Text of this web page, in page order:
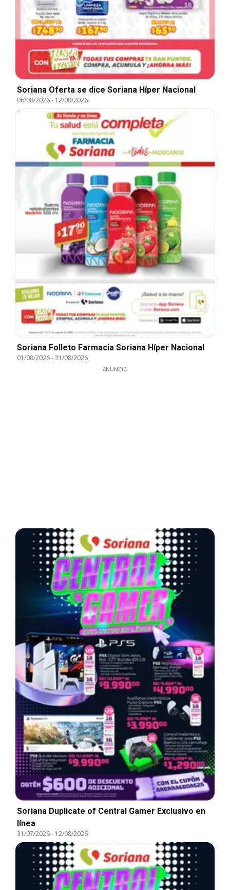
Soriana Oferta se dice Soriana Híper Nacional
06/08/2026- 12/08/2026
Soriana Folleto Farmacia Soriana Híper Nacional
01/08/2026-31/08/2026
ANUNCIO
Soriana Duplicate of Central Gamer Exclusivo en
línea
31/07/2026- 12/08/2026